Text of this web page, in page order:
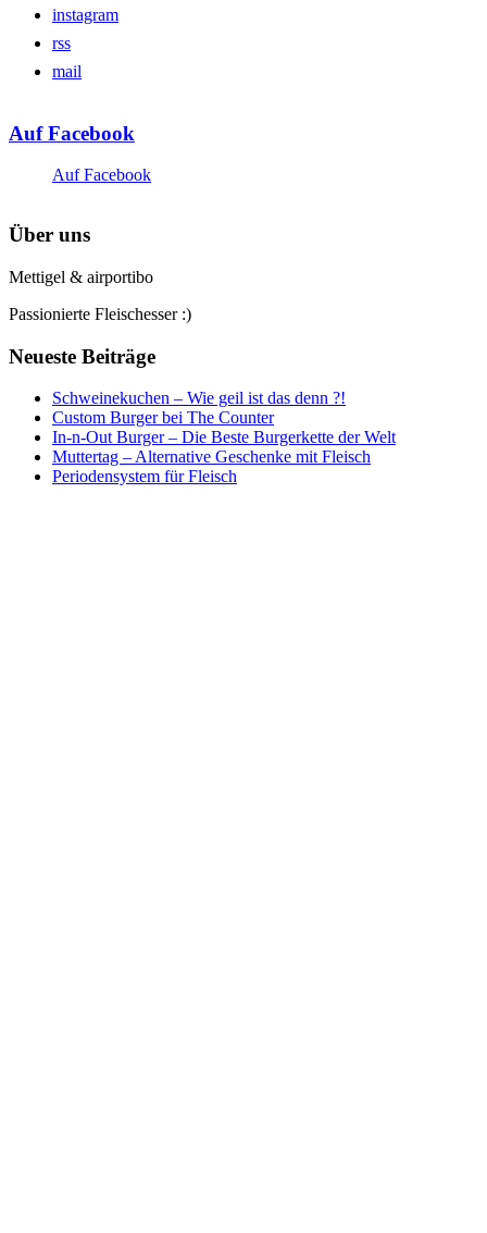
instagram
rss
mail
Auf Facebook
Auf Facebook
Über uns
Mettigel & airportibo
Passionierte Fleischesser :)
Neueste Beiträge
Schweinekuchen – Wie geil ist das denn ?!
Custom Burger bei The Counter
In-n-Out Burger – Die Beste Burgerkette der Welt
Muttertag – Alternative Geschenke mit Fleisch
Periodensystem für Fleisch